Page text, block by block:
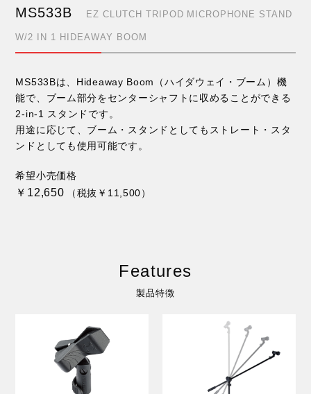
MS533B EZ CLUTCH TRIPOD MICROPHONE STAND
W/2 IN 1 HIDEAWAY BOOM
MS533Bは、Hideaway Boom（ハイダウェイ・ブーム）機
能で、ブーム部分をセンターシャフトに収めることができる
2-in-1 スタンドです。
用途に応じて、ブーム・スタンドとしてもストレート・スタ
ンドとしても使用可能です。
希望小売価格
￥12,650 （税抜￥11,500）
Features
製品特徴